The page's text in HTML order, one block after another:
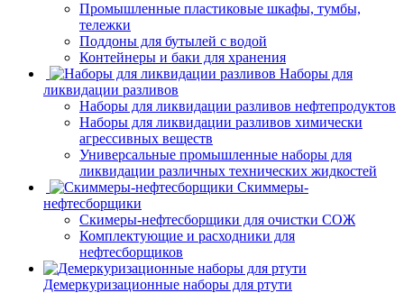
Промышленные пластиковые шкафы, тумбы,
тележки
Поддоны для бутылей с водой
Контейнеры и баки для хранения
Наборы для
ликвидации разливов
Наборы для ликвидации разливов нефтепродуктов
Наборы для ликвидации разливов химически
агрессивных веществ
Универсальные промышленные наборы для
ликвидации различных технических жидкостей
Скиммеры-
нефтесборщики
Скимеры-нефтесборщики для очистки СОЖ
Комплектующие и расходники для
нефтесборщиков
Демеркуризационные наборы для ртути